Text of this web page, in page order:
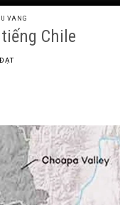
VANG
Chile